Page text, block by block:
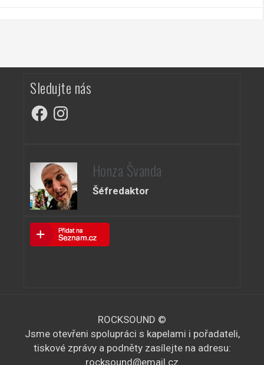
Sledujte nás
FacebookInstagram
Honza Švanda
Šéfredaktor
ROCKSOUND ©
Jsme otevřeni spolupráci s kapelami i pořadateli,
tiskové zprávy a podněty zasílejte na adresu:
rocksound@email.cz